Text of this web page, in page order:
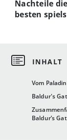
Vom
Baldur's
Baldur’s
Nachteile
besten